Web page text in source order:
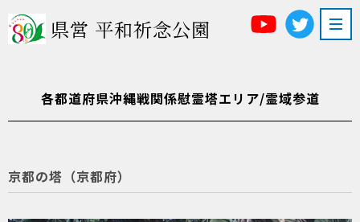
県営 平和祈念公園
各都道府県沖縄戦関係慰霊塔エリア/霊域参道
京都の塔（京都府）